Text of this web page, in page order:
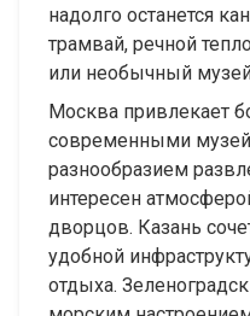
надолго останется
трамвай, речной
или необычный
Москва привлекает
современными
разнообразием
интересен
дворцов. Казань
удобной
отдыха.